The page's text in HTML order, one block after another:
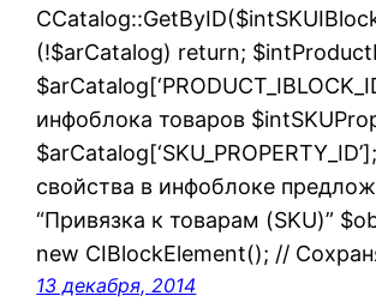
(!$arCatalog) return;
инфоблока товаров
свойства в инфоблоке
“Привязка к товарам (SKU)”
new CIBlockElement(); //
13 декабря, 2014